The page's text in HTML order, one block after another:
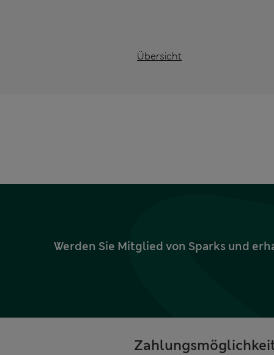
Übersicht
Werden Sie Mitglied von Sparks und